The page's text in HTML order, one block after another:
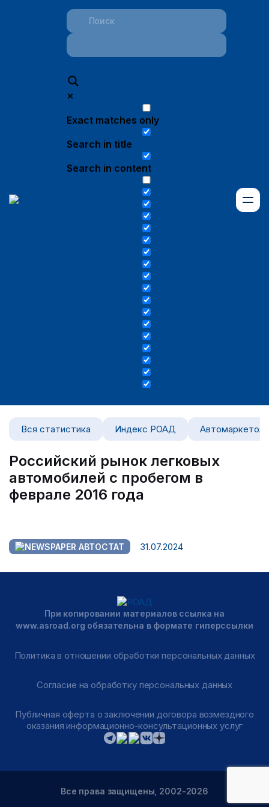
Exact matches only
Search in title
Search in content
Вся статистика Индекс РОАД
Российский рынок легковых
автомобилей с пробегом в
феврале 2016 года
АВТОСТАТ 31.07.2024
При копировании материалов ссылка на
www.asroad.org обязательна в формате гиперссылки
Политика в отношении обработки персональных данных
Согласие на обработку персональных данных
Публичная оферта о заключении договора возмездного
оказания информационно-консультационных услуг
Все права защищены, 2002-2026